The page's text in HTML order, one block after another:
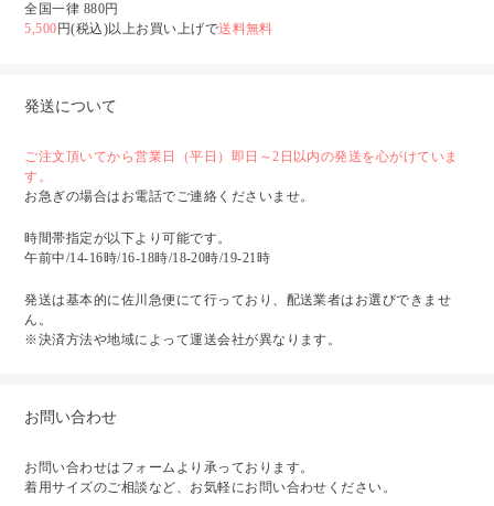
全国一律 880円
5,500 円(税込)以上お買い上げで送料無料
発送について
ご注文頂いてから営業日（平日）即日～2日以内の発送を心がけていま
す。
お急ぎの場合はお電話でご連絡くださいませ。
時間帯指定が以下より可能です。
午前中/14-16時/16-18時/18-20時/19-21時
発送は基本的に佐川急便にて行っており、配送業者はお選びできませ
ん。
※決済方法や地域によって運送会社が異なります。
お問い合わせ
お問い合わせはフォームより承っております。
着用サイズのご相談など、お気軽にお問い合わせください。